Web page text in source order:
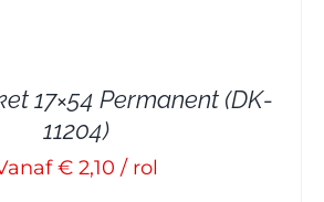
17×54 Permanent (DK-
11204)
€ 2,10 / rol